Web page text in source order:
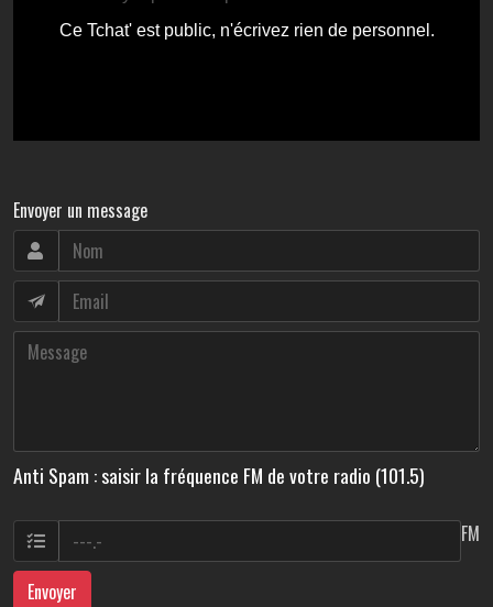
Envoyer un message
Anti Spam : saisir la fréquence FM de votre radio (101.5)
FM
Envoyer